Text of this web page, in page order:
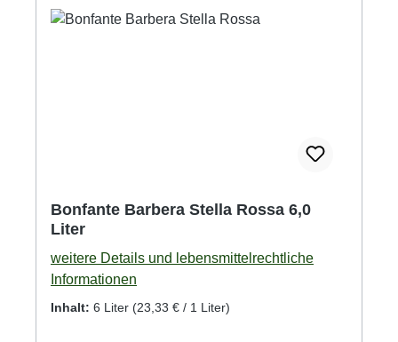
Bonfante Barbera Stella Rossa 6,0
Liter
weitere Details und lebensmittelrechtliche
Informationen
Inhalt: 6 Liter (23,33 € / 1 Liter)